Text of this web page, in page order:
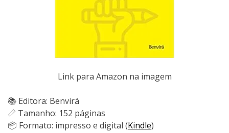
Link para Amazon na imagem
📚 Editora: Benvirá
📏 Tamanho: 152 páginas
📦 Formato: impresso e digital (Kindle)